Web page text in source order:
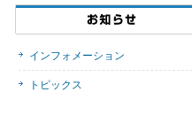
インフォメーション
トピックス